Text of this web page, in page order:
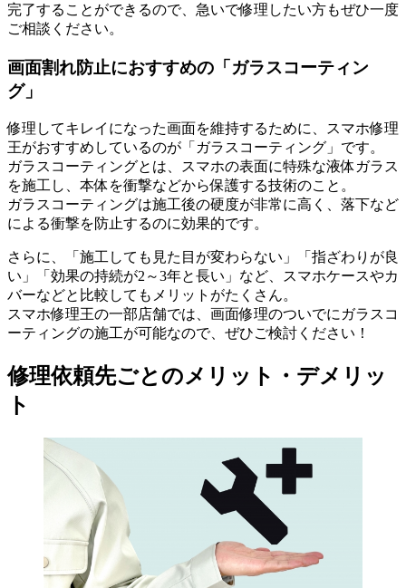
完了することができるので、急いで修理したい方もぜひ一度
ご相談ください。
画面割れ防止におすすめの「ガラスコーティン
グ」
修理してキレイになった画面を維持するために、スマホ修理
王がおすすめしているのが「ガラスコーティング」です。
ガラスコーティングとは、スマホの表面に特殊な液体ガラス
を施工し、本体を衝撃などから保護する技術のこと。
ガラスコーティングは施工後の硬度が非常に高く、落下など
による衝撃を防止するのに効果的です。
さらに、「施工しても見た目が変わらない」「指ざわりが良
い」「効果の持続が2～3年と長い」など、スマホケースやカ
バーなどと比較してもメリットがたくさん。
スマホ修理王の一部店舗では、画面修理のついでにガラスコ
ーティングの施工が可能なので、ぜひご検討ください！
修理依頼先ごとのメリット・デメリッ
ト